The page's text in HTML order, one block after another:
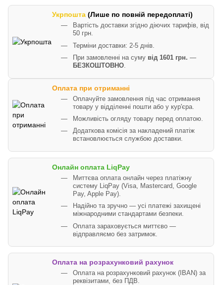
Укрпошта (Лише по повній передоплаті)
Вартість доставки згідно діючих тарифів, від
50 грн.
Терміни доставки: 2-5 днів.
При замовленні на суму від 1601 грн. —
БЕЗКОШТОВНО.
Оплата при отриманні
Оплачуйте замовлення під час отримання
товару у відділенні пошти або у кур'єра.
Можливість огляду товару перед оплатою.
Додаткова комісія за накладений платіж
встановлюється службою доставки.
Онлайн оплата LiqPay
Миттєва оплата онлайн через платіжну
систему LiqPay (Visa, Mastercard, Google
Pay, Apple Pay).
Надійно та зручно — усі платежі захищені
міжнародними стандартами безпеки.
Оплата зараховується миттєво —
відправляємо без затримок.
Оплата на розрахунковий рахунок
Оплата на розрахунковий рахунок (IBAN) за
реквізитами, без ПДВ.